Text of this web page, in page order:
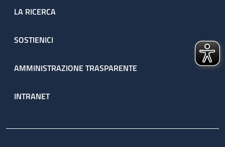
LA RICERCA
SOSTIENICI
AMMINISTRAZIONE TRASPARENTE
INTRANET